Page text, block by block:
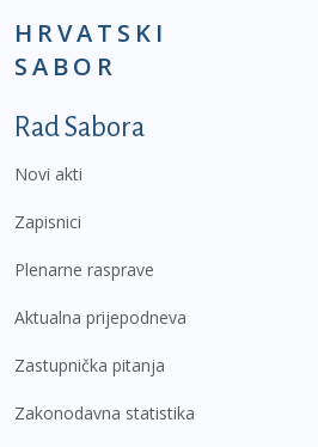
HRVATSKI
SABOR
Podnožje prvi izbornik
Rad Sabora
Novi akti
Zapisnici
Plenarne rasprave
Aktualna prijepodneva
Zastupnička pitanja
Zakonodavna statistika